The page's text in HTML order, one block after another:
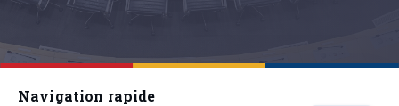
Navigation rapide